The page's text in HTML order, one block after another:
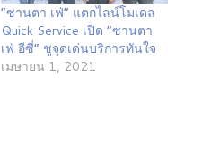
“ซานตา เฟ่” แตกไลน์โมเดล
Quick Service เปิด “ซานตา
เฟ่ อีซี่” ชูจุดเด่นบริการทันใจ
เมษายน 1, 2021